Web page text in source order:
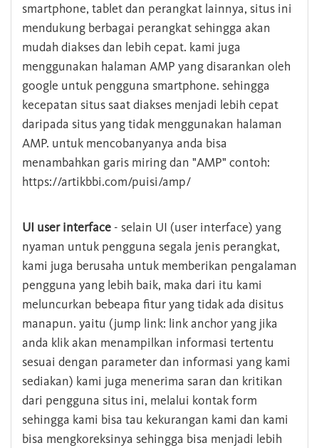
smartphone, tablet dan perangkat lainnya, situs ini
mendukung berbagai perangkat sehingga akan
mudah diakses dan lebih cepat. kami juga
menggunakan halaman AMP yang disarankan oleh
google untuk pengguna smartphone. sehingga
kecepatan situs saat diakses menjadi lebih cepat
daripada situs yang tidak menggunakan halaman
AMP. untuk mencobanyanya anda bisa
menambahkan garis miring dan "AMP" contoh:
https://artikbbi.com/puisi/amp/
UI user interface - selain UI (user interface) yang
nyaman untuk pengguna segala jenis perangkat,
kami juga berusaha untuk memberikan pengalaman
pengguna yang lebih baik, maka dari itu kami
meluncurkan bebeapa fitur yang tidak ada disitus
manapun. yaitu (jump link: link anchor yang jika
anda klik akan menampilkan informasi tertentu
sesuai dengan parameter dan informasi yang kami
sediakan) kami juga menerima saran dan kritikan
dari pengguna situs ini, melalui kontak form
sehingga kami bisa tau kekurangan kami dan kami
bisa mengkoreksinya sehingga bisa menjadi lebih